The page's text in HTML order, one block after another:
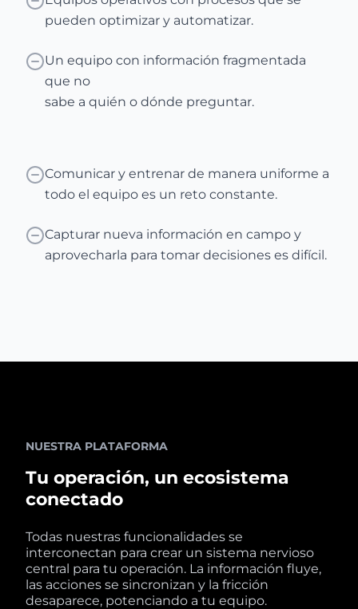
pueden optimizar y automatizar.
Un equipo con información fragmentada
que no
sabe a quién o dónde preguntar.
Comunicar y entrenar de manera uniforme a
todo el equipo es un reto constante.
Capturar nueva información en campo y
aprovecharla para tomar decisiones es difícil.
NUESTRA PLATAFORMA
Tu operación, un ecosistema
conectado
Todas nuestras funcionalidades se
interconectan para crear un sistema nervioso
central para tu operación. La información fluye,
las acciones se sincronizan y la fricción
desaparece, potenciando a tu equipo.